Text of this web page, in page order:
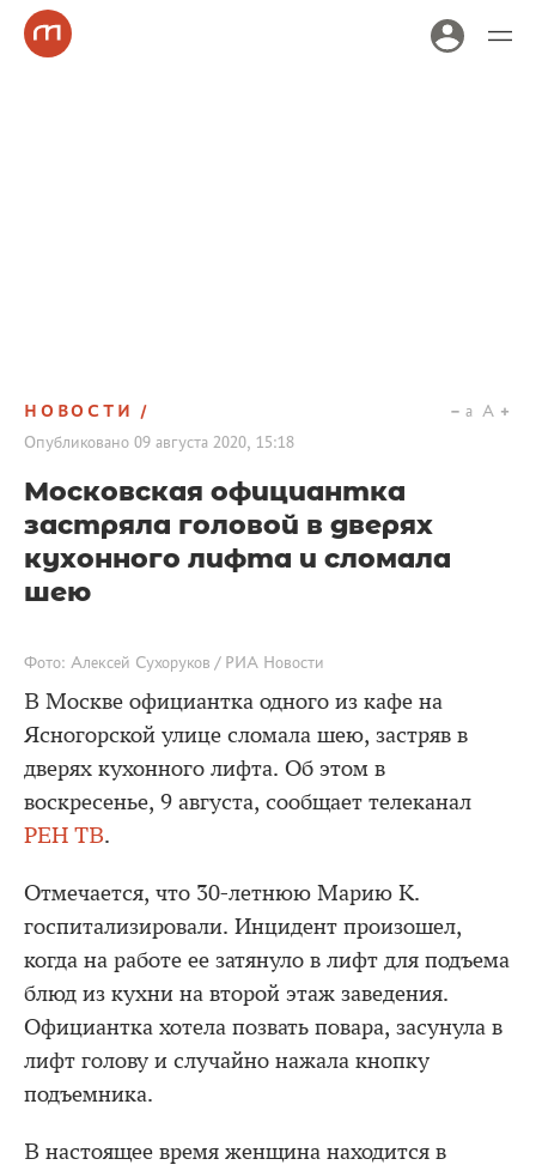
НОВОСТИ
Опубликовано 09 августа 2020, 15:18
a A
Московская официантка
застряла головой в дверях
кухонного лифта и сломала
шею
Фото: Алексей Сухоруков / РИА Новости
В Москве официантка одного из кафе на
Ясногорской улице сломала шею, застряв в
дверях кухонного лифта. Об этом в
воскресенье, 9 августа, сообщает телеканал
РЕН ТВ.
Отмечается, что 30-летнюю Марию К.
госпитализировали. Инцидент произошел,
когда на работе ее затянуло в лифт для подъема
блюд из кухни на второй этаж заведения.
Официантка хотела позвать повара, засунула в
лифт голову и случайно нажала кнопку
подъемника.
В настоящее время женщина находится в